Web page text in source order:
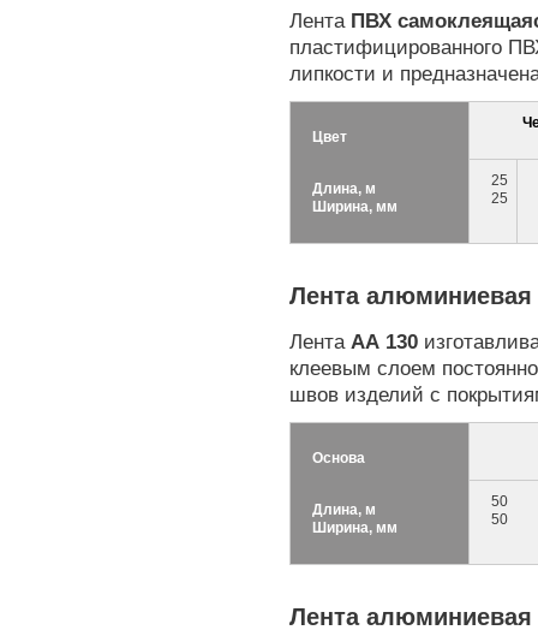
Лента ПВХ
пластифицированного
липкости и
Цвет
Длина, м
Ширина, мм
25
25
Лента
ЛентаАА 130
клеевым слоем
швов изделий с
Основа
Длина, м
Ширина, мм
50
50
Лента